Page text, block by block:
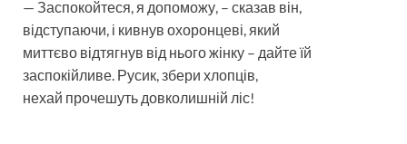
— Заспокойтеся, я допоможу, – сказав він,
відступаючи, і кивнув охоронцеві, який
миттєво відтягнув від нього жінку – дайте їй
заспокійливе. Русик, збери хлопців,
нехай прочешуть довколишній ліс!